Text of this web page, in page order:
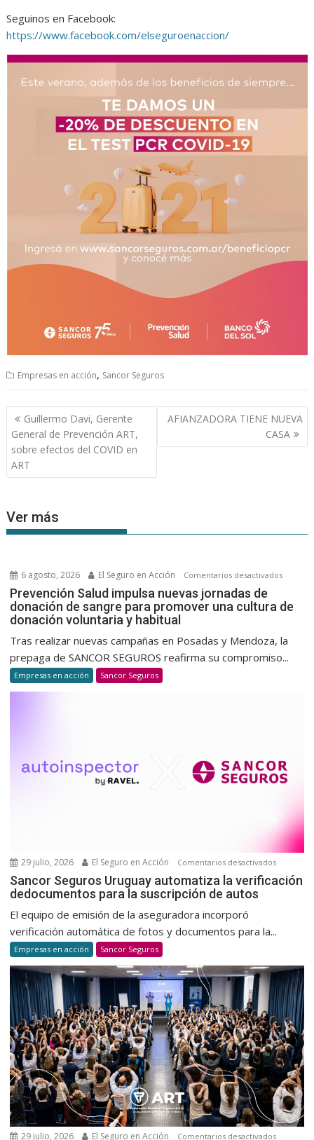
Seguinos en Facebook:
https://www.facebook.com/elseguroenaccion/
Empresas en acción, Sancor Seguros
Navegación
de
entradas
Guillermo Davi, Gerente
General de Prevención ART,
sobre efectos del COVID en
ART
AFIANZADORA TIENE NUEVA
CASA
Ver más
6 agosto, 2026 El Seguro en Acción Comentarios desactivadosen
Salud
una
cultura
y
habitual
Prevención Salud impulsa nuevas jornadas de
donación de sangre para promover una cultura de
donación voluntaria y habitual
Tras realizar nuevas campañas en Posadas y Mendoza, la
prepaga de SANCOR SEGUROS reafirma su compromiso...
Empresas en acción Sancor Seguros
29 julio, 2026 El Seguro en Acción Comentarios desactivadosen
Sancor
la
para
la
de
autos
Sancor Seguros Uruguay automatiza la verificación
dedocumentos para la suscripción de autos
El equipo de emisión de la aseguradora incorporó
verificación automática de fotos y documentos para la...
Empresas en acción Sancor Seguros
29 julio, 2026 El Seguro en Acción Comentarios desactivadosen